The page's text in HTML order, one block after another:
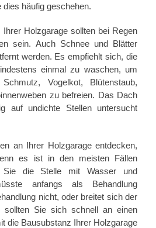
dies häufig geschehen.
Holzgarage sollten bei Regen
sein. Auch Schnee und Blätter
werden. Es empfiehlt sich, die
einmal zu waschen, um
Vogelkot, Blütenstaub,
zu befreien. Das Dach
auf undichte Stellen untersucht
an Ihrer Holzgarage entdecken,
es ist in den meisten Fällen
Sie die Stelle mit Wasser und
anfangs als Behandlung
nicht, oder breitet sich der
sollten Sie sich schnell an einen
die Bausubstanz Ihrer Holzgarage